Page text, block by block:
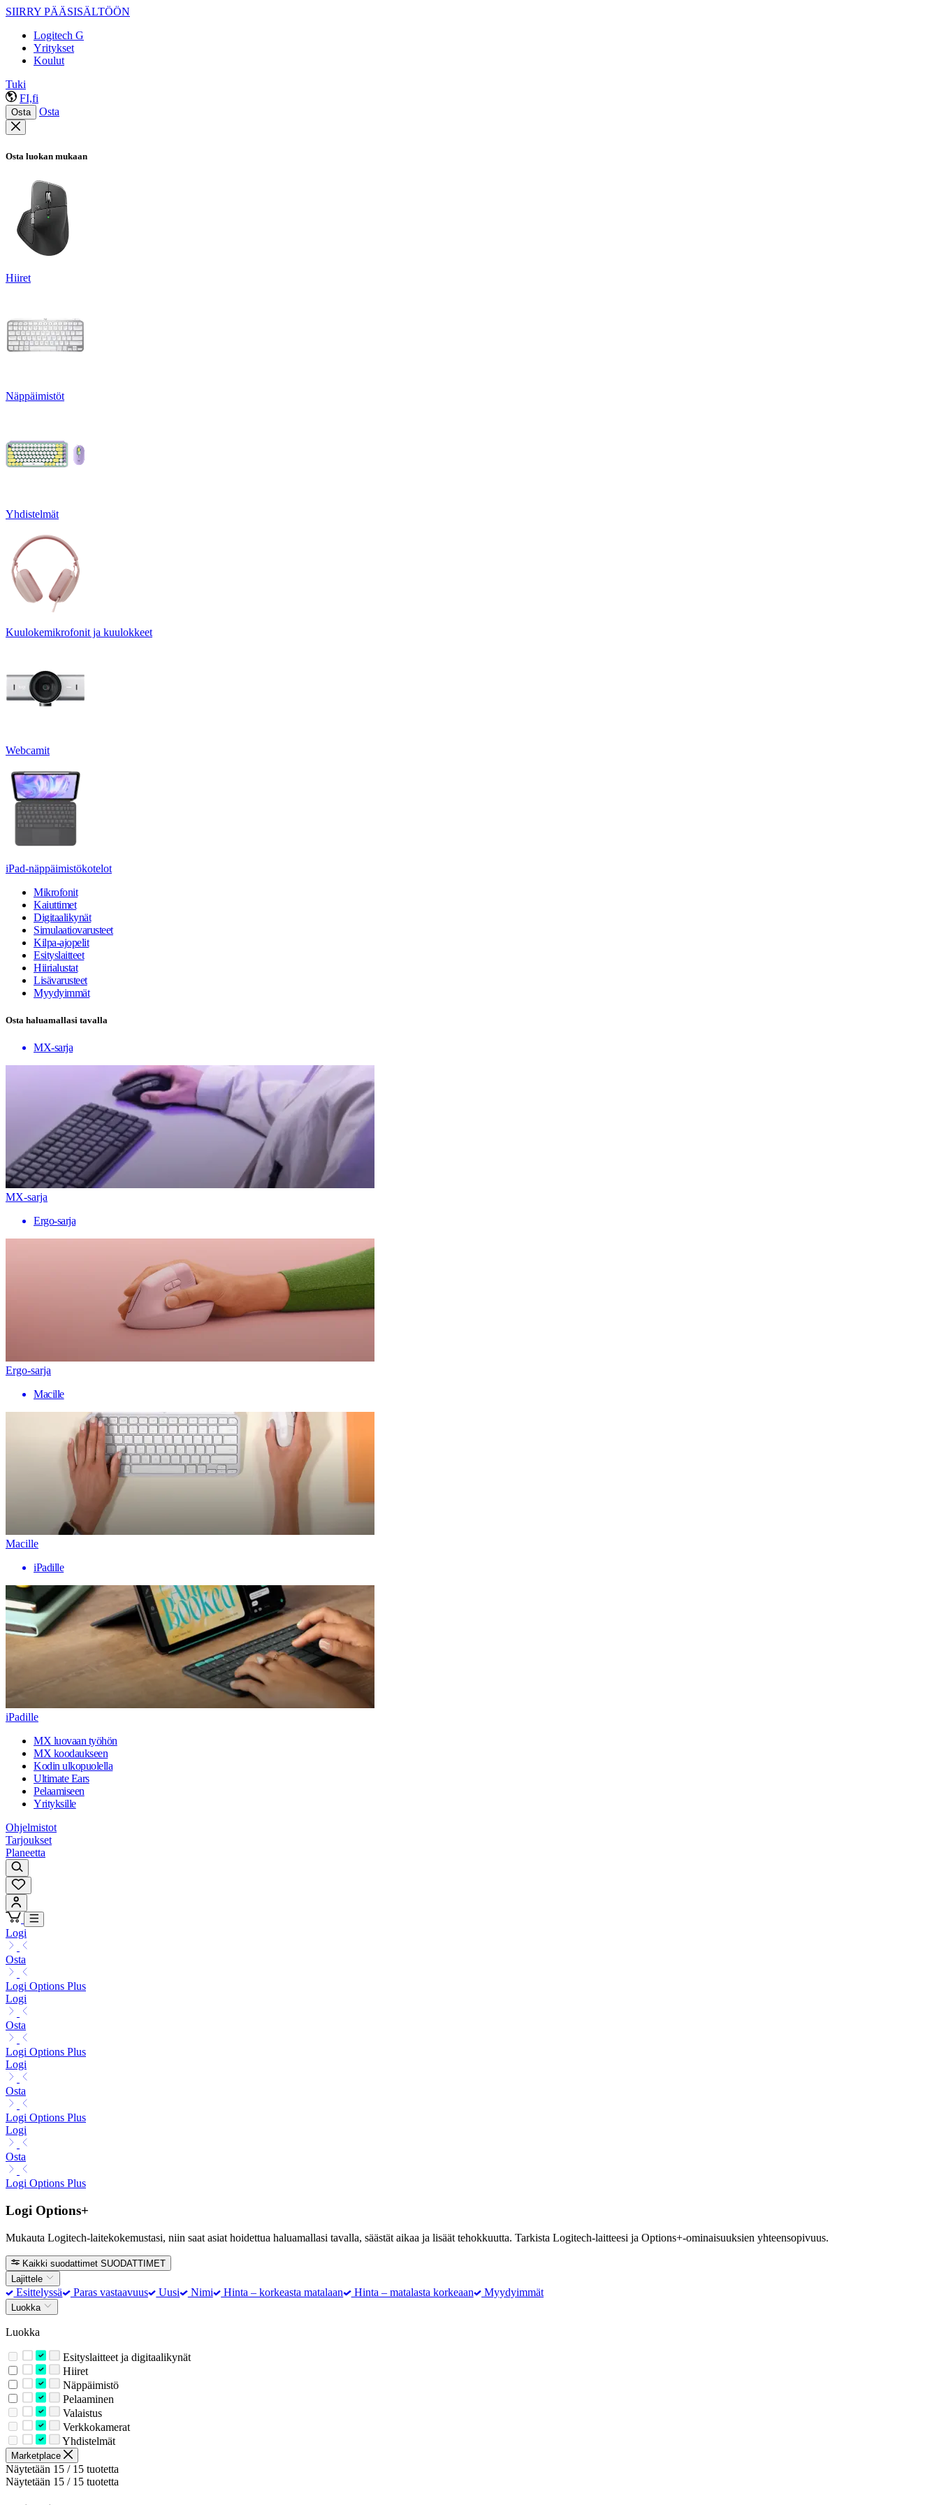
SIIRRY PÄÄSISÄLTÖÖN
Logitech G
Yritykset
Koulut
Tuki
FI,fi
Osta Osta
Osta luokan mukaan
Hiiret
Näppäimistöt
Yhdistelmät
Kuulokemikrofonit ja kuulokkeet
Webcamit
iPad-näppäimistökotelot
Mikrofonit
Kaiuttimet
Digitaalikynät
Simulaatiovarusteet
Kilpa-ajopelit
Esityslaitteet
Hiirialustat
Lisävarusteet
Myydyimmät
Osta haluamallasi tavalla
MX-sarja
MX-sarja
Ergo-sarja
Ergo-sarja
Macille
Macille
iPadille
iPadille
MX luovaan työhön
MX koodaukseen
Kodin ulkopuolella
Ultimate Ears
Pelaamiseen
Yrityksille
Ohjelmistot
Tarjoukset
Planeetta
Logi
Osta
Logi Options Plus
Logi
Osta
Logi Options Plus
Logi
Osta
Logi Options Plus
Logi
Osta
Logi Options Plus
Logi Options+
Mukauta Logitech-laitekokemustasi, niin saat asiat hoidettua haluamallasi tavalla, säästät aikaa ja lisäät tehokkuutta. Tarkista Logitech-laitteesi ja Options+-ominaisuuksien yhteensopivuus.
Kaikki suodattimet SUODATTIMET
Lajittele
Esittelyssä Paras vastaavuus Uusi Nimi Hinta – korkeasta matalaan Hinta – matalasta korkeaan Myydyimmät
Luokka
Luokka
Esityslaitteet ja digitaalikynät
Hiiret
Näppäimistö
Pelaaminen
Valaistus
Verkkokamerat
Yhdistelmät
Marketplace
Näytetään 15 / 15 tuotetta
Näytetään 15 / 15 tuotetta